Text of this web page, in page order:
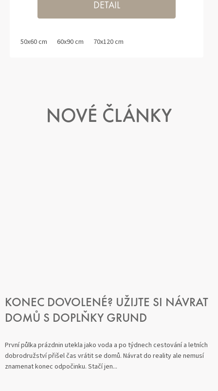
DETAIL
50x60 cm 60x90 cm 70x120 cm
NOVÉ ČLÁNKY
KONEC DOVOLENÉ? UŽIJTE SI NÁVRAT
DOMŮ S DOPLŇKY GRUND
První půlka prázdnin utekla jako voda a po týdnech cestování a letních
dobrodružství přišel čas vrátit se domů. Návrat do reality ale nemusí
znamenat konec odpočinku. Stačí jen...